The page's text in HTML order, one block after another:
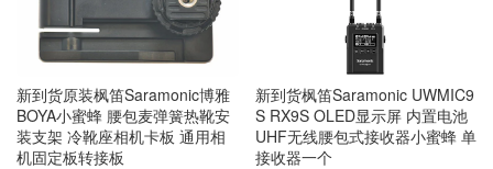
新到货原装枫笛Saramonic博雅
BOYA小蜜蜂 腰包麦弹簧热靴安
装支架 冷靴座相机卡板 通用相
机固定板转接板
新到货枫笛Saramonic UWMIC9
S RX9S OLED显示屏 内置电池
UHF无线腰包式接收器小蜜蜂 单
接收器一个